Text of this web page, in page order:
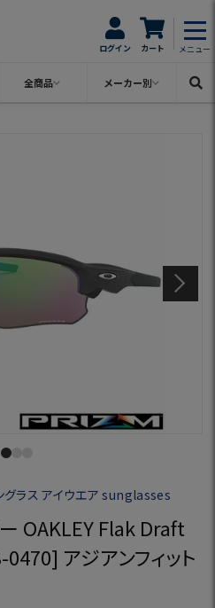
ログイン カート メニュー
全商品 メーカー別
グラス アイウエア sunglasses
ー OAKLEY Flak Draft
アジアンフィット